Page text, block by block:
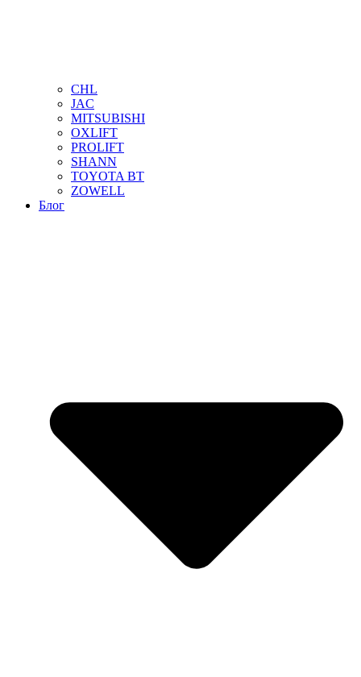
CHL
JAC
MITSUBISHI
OXLIFT
PROLIFT
SHANN
TOYOTA BT
ZOWELL
Блог